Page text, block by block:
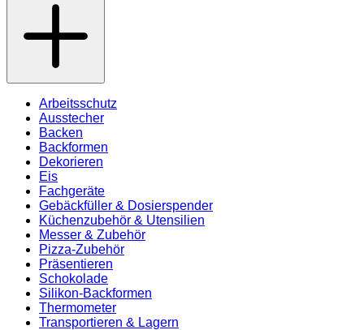
Arbeitsschutz
Ausstecher
Backen
Backformen
Dekorieren
Eis
Fachgeräte
Gebäckfüller & Dosierspender
Küchenzubehör & Utensilien
Messer & Zubehör
Pizza-Zubehör
Präsentieren
Schokolade
Silikon-Backformen
Thermometer
Transportieren & Lagern